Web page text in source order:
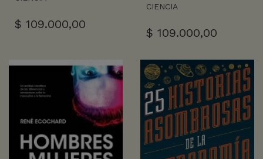
$ 109.000,00
CIENCIA
$ 109.000,00